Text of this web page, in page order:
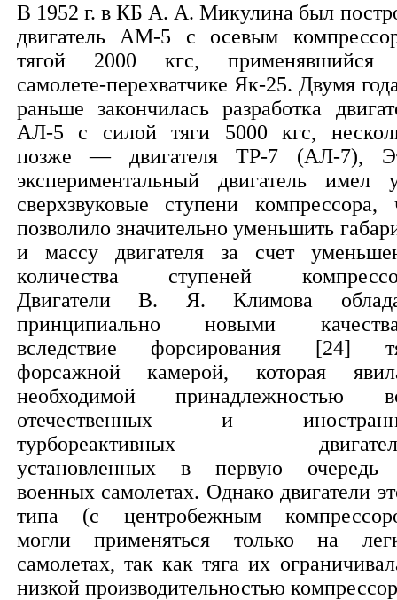
В 1952 г. в КБ А. А. Микулина был
двигатель АМ-5 с осевым
тягой 2000 кгс, применявшийся
самолете-перехватчике Як-25. Двумя
раньше закончилась разработка
АЛ-5 с силой тяги 5000 кгс,
позже — двигателя ТР-7 (АЛ-7),
экспериментальный двигатель имел
сверхзвуковые ступени компрессора,
позволило значительно уменьшить
и массу двигателя за счет
количества ступеней
Двигатели В. Я. Климова
принципиально новыми
вследствие форсирования [24]
форсажной камерой, которая
необходимой принадлежностью
отечественных и
турбореактивных
установленных в первую очередь
военных самолетах. Однако двигатели
типа (с центробежным
могли применяться только на
самолетах, так как тяга их
низкой производительностью